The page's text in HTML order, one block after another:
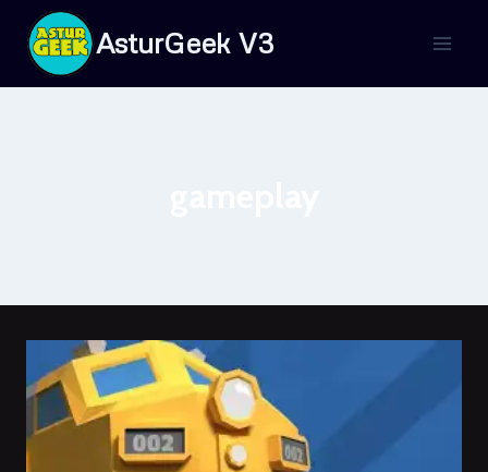
Saltar
contenido
AsturGeek V3